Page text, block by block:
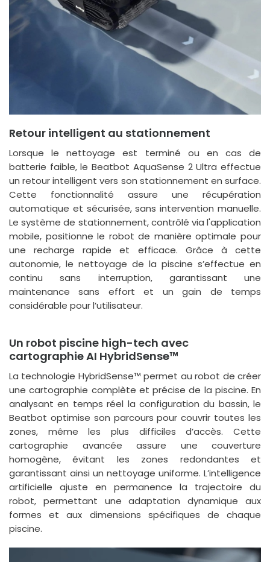
Retour intelligent au stationnement
Lorsque le nettoyage est terminé ou en cas de
batterie faible, le Beatbot AquaSense 2 Ultra effectue
un retour intelligent vers son stationnement en surface.
Cette fonctionnalité assure une récupération
automatique et sécurisée, sans intervention manuelle.
Le système de stationnement, contrôlé via l'application
mobile, positionne le robot de manière optimale pour
une recharge rapide et efficace. Grâce à cette
autonomie, le nettoyage de la piscine s’effectue en
continu sans interruption, garantissant une
maintenance sans effort et un gain de temps
considérable pour l’utilisateur.
Un robot piscine high-tech avec
cartographie AI HybridSense™
La technologie HybridSense™ permet au robot de créer
une cartographie complète et précise de la piscine. En
analysant en temps réel la configuration du bassin, le
Beatbot optimise son parcours pour couvrir toutes les
zones, même les plus difficiles d’accès. Cette
cartographie avancée assure une couverture
homogène, évitant les zones redondantes et
garantissant ainsi un nettoyage uniforme. L’intelligence
artificielle ajuste en permanence la trajectoire du
robot, permettant une adaptation dynamique aux
formes et aux dimensions spécifiques de chaque
piscine.